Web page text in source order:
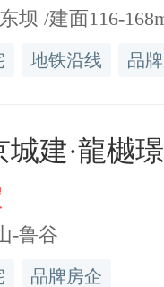
者复盘
帮房子
月之内
给我，所
坝 /建面116-
地铁沿线 品
城建·龍樾
-鲁谷
品牌房企